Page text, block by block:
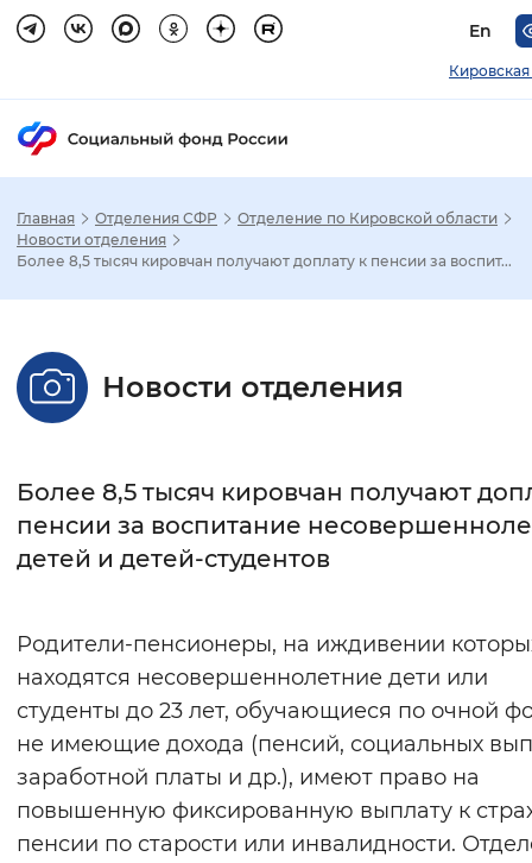
En
Настройка режима отображения
Стандартный Увеличенный
Интервал между буквами
Цвет сайта
Инверсивный
Синий фон
Изображения
Главная Отделения СФР
Отделение по Кировской области
Новости отделения
Более 8,5 тысяч кировчан получают доплату к пенсии за воспит...
Новости отделения
Более 8,5 тысяч кировчан получают
пенсии за воспитание
детей и детей-студентов
Родители-пенсионеры, на иждивении
находятся несовершеннолетние дети или
студенты до 23 лет, обучающиеся по очной
не имеющие дохода (пенсий, социальных
заработной платы и др.), имеют право на
повышенную фиксированную выплату к
пенсии по старости или инвалидности.